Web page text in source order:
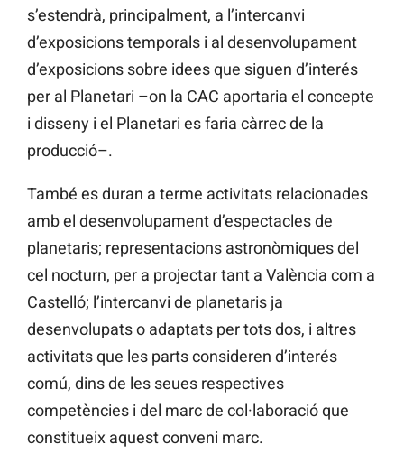
s’estendrà, principalment, a l’intercanvi
d’exposicions temporals i al desenvolupament
d’exposicions sobre idees que siguen d’interés
per al Planetari –on la CAC aportaria el concepte
i disseny i el Planetari es faria càrrec de la
producció–.
També es duran a terme activitats relacionades
amb el desenvolupament d’espectacles de
planetaris; representacions astronòmiques del
cel nocturn, per a projectar tant a València com a
Castelló; l’intercanvi de planetaris ja
desenvolupats o adaptats per tots dos, i altres
activitats que les parts consideren d’interés
comú, dins de les seues respectives
competències i del marc de col·laboració que
constitueix aquest conveni marc.